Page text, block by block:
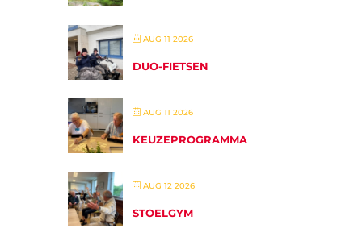
AUG 11 2026
DUO-FIETSEN
AUG 11 2026
KEUZEPROGRAMMA
AUG 12 2026
STOELGYM